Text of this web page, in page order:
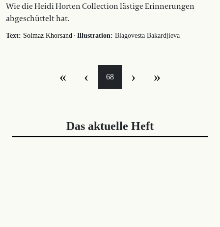
Wie die Heidi Horten Collection lästige Erinnerungen
abgeschüttelt hat.
Text: Solmaz Khorsand · Illustration: Blagovesta Bakardjieva
« ‹ 68 › »
Das aktuelle Heft